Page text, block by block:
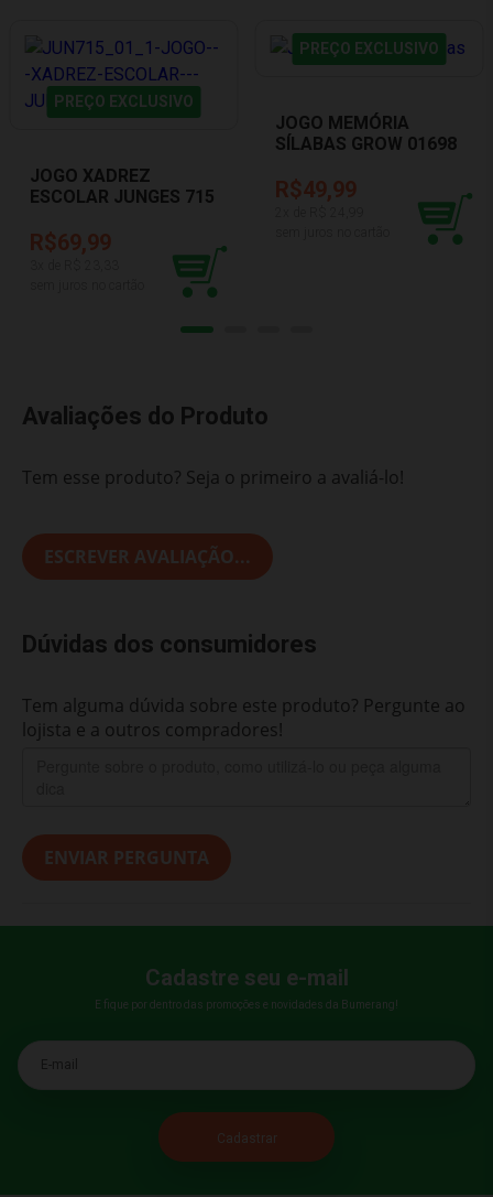
PREÇO EXCLUSIVO
JOGO XADREZ
ESCOLAR JUNGES 715
R$69,99
PREÇO EXCLUSIVO
JOGO MEMÓRIA
SÍLABAS GROW 01698
R$49,99
Avaliações do Produto
Tem esse produto? Seja o primeiro a avaliá-lo!
ESCREVER AVALIAÇÃO...
Dúvidas dos consumidores
Tem alguma dúvida sobre este produto? Pergunte ao
lojista e a outros compradores!
ENVIAR PERGUNTA
Cadastre seu e-mail
E fique por dentro das promoções e novidades da Bumerang!
E-mail